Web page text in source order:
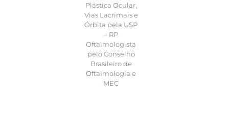
Plástica Ocular,
Vias Lacrimais e
Órbita pela USP
– RP
Oftalmologista
pelo Conselho
Brasileiro de
Oftalmologia e
MEC